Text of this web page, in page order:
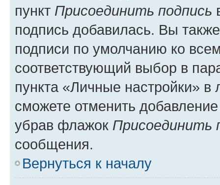
пункт Присоединить подпись
подпись добавилась. Вы
подписи по умолчанию ко
соответствующий выбор в
пункта «Личные настройки»
сможете отменить
убрав флажок Присоединить
сообщения.
Вернуться к началу